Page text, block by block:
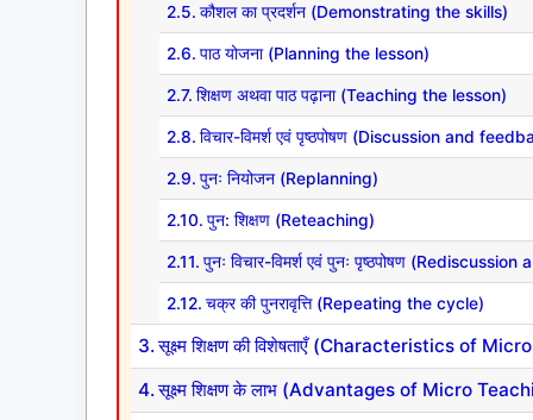
कौशल का प्रदर्शन (Demonstrating the skills)
पाठ योजना (Planning the lesson)
शिक्षण अथवा पाठ पढ़ाना (Teaching the lesson)
विचार-विमर्श एवं पृष्ठपोषण (Discussion and
पुनः नियोजन (Replanning)
पुन: शिक्षण (Reteaching)
पुनः विचार-विमर्श एवं पुनः पृष्ठपोषण
चक्र की पुनरावृत्ति (Repeating the cycle)
सूक्ष्म शिक्षण की विशेषताएँ (Characteristics of
सूक्ष्म शिक्षण के लाभ (Advantages of Micro